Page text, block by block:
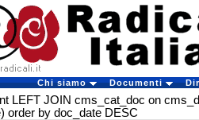
Chi siamo Documenti
LEFT JOIN cms_cat_doc on
order by doc_date DESC